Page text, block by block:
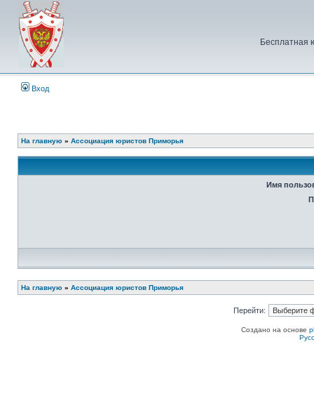
Бесплатная
Вход
На главную » Ассоциация юристов Приморья
Имя
На главную » Ассоциация юристов Приморья
Перейти:
Создано на основе